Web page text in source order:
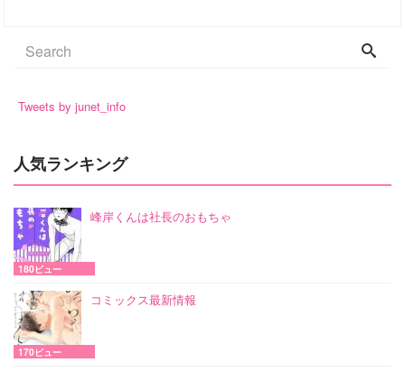
Tweets by junet_info
人気ランキング
峰岸くんは社長のおもちゃ
180ビュー
コミックス最新情報
170ビュー